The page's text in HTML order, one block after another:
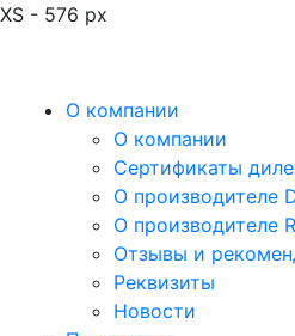
XS - 576 px
О компании
О компании
Сертификаты
О производителе
О производителе
Отзывы и
Реквизиты
Новости